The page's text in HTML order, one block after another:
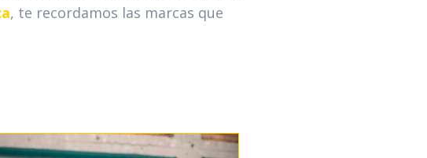
, te recordamos las marcas que